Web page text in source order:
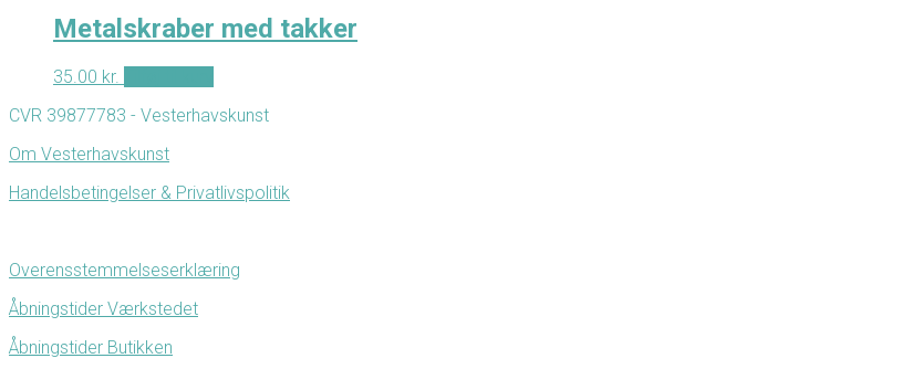
Metalskraber med takker
35.00 kr.
CVR 39877783 - Vesterhavskunst
Om Vesterhavskunst
Handelsbetingelser & Privatlivspolitik
Overensstemmelseserklæring
Åbningstider Værkstedet
Åbningstider Butikken